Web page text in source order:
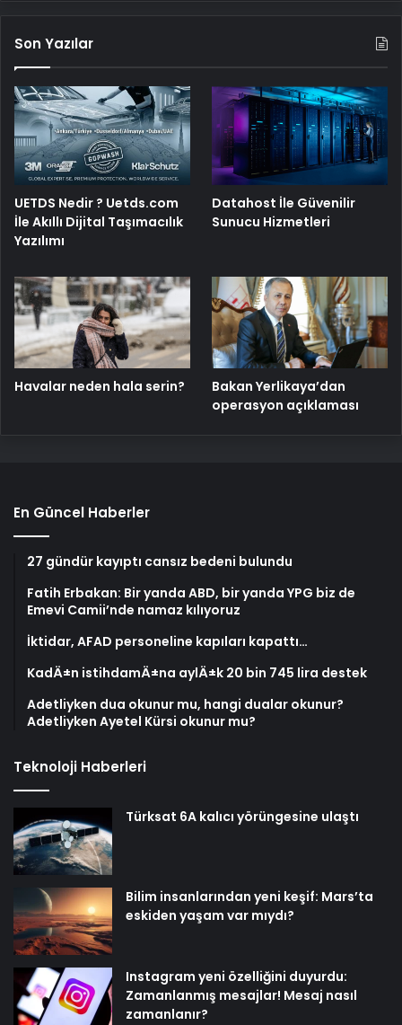
Son Yazılar
UETDS Nedir ? Uetds.com
İle Akıllı Dijital Taşımacılık
Yazılımı
Datahost İle Güvenilir
Sunucu Hizmetleri
Havalar neden hala serin?
Bakan Yerlikaya’dan
operasyon açıklaması
En Güncel Haberler
27 gündür kayıptı cansız bedeni bulundu
Fatih Erbakan: Bir yanda ABD, bir yanda YPG biz de
Emevi Camii’nde namaz kılıyoruz
İktidar, AFAD personeline kapıları kapattı…
KadÄ±n istihdamÄ±na aylÄ±k 20 bin 745 lira destek
Adetliyken dua okunur mu, hangi dualar okunur?
Adetliyken Ayetel Kürsi okunur mu?
Teknoloji Haberleri
Türksat 6A kalıcı yörüngesine ulaştı
Bilim insanlarından yeni keşif: Mars’ta
eskiden yaşam var mıydı?
Instagram yeni özelliğini duyurdu:
Zamanlanmış mesajlar! Mesaj nasıl
zamanlanır?